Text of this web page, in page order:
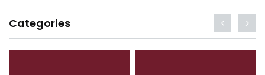
Categories